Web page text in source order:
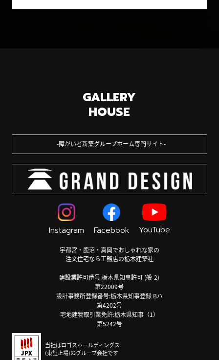
GALLERY
HOUSE
障がい者新築グループホーム専門サイト
Instagram Facebook YouTube
宇都宮・鹿沼・真岡でおしゃれな家の
注文住宅なら工務店の栃木建築社
建設業許可番号:栃木県知事許可 (般-2)
第22009号
設計事務所登録番号:栃木県知事登録 Bハ
第4202号
宅地建物取引業免許:栃木県知事（1）
第5242号
当社はロゴスホールディングス
(東証上場)のグループ会社です